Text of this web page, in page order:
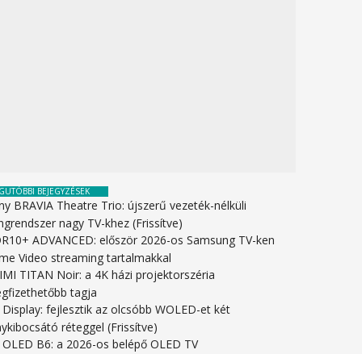
BEJEGYZÉSEK
BRAVIA Theatre Trio: újszerű vezeték-nélküli
nagy TV-khez (Frissítve)
ADVANCED: először 2026-os Samsung TV-ken
Video streaming tartalmakkal
TITAN Noir: a 4K házi projektorszéria
tagja
Display: fejlesztik az olcsóbb WOLED-et két
réteggel (Frissítve)
OLED B6: a 2026-os belépő OLED TV